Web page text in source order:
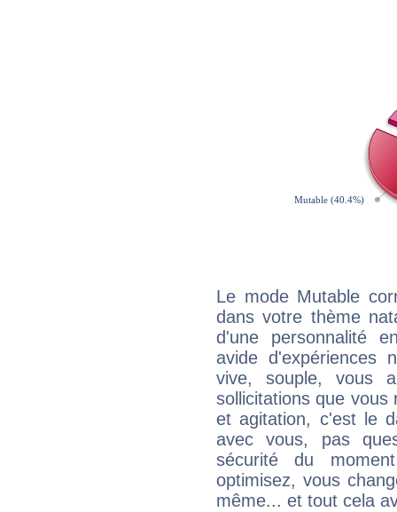
Le mode Mutable
dans votre thème
d'une personnalité
avide d'expériences
vive, souple, vous
sollicitations que vous
et agitation, c'est le
avec vous, pas
sécurité du
optimisez, vous
même... et tout cela